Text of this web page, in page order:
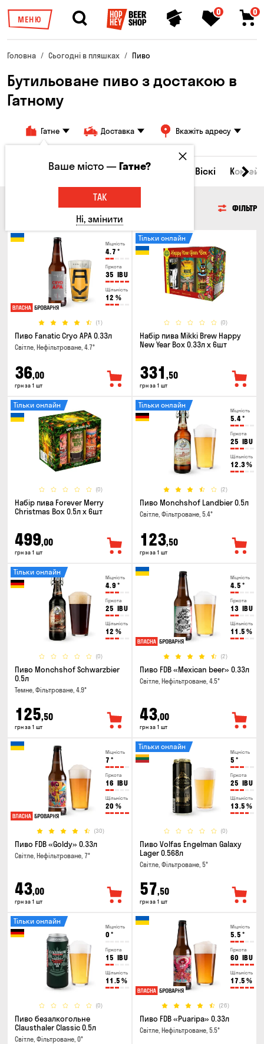
МЕНЮ
0 0
Головна Сьогодні в пляшках Пиво
Бутильоване пиво з достакою в
Гатному
Гатне Доставка Вкажіть адресу
Всі товари Пиво Сидр Віскі
ФІЛЬТР
Міцність
4.7 °
Гіркота
35 IBU
Щільність
12 %
(1)
Пиво Fanatic Cryo APA 0.33л
Світле, Нефільтроване, 4.7°
36,00
грн за 1 шт
(0)
Тільки онлайн
Набір пива Mikki Brew Happy
New Year Box 0.33л x 6шт
331 ,50
грн за 1 шт
(0)
Тільки онлайн
Набір пива Forever Merry
Christmas Box 0.5л x 6шт
499,00
грн за 1 шт
Міцність
5.4°
Гіркота
25 IBU
Щільність
12.3%
(2)
Тільки онлайн
Пиво Monchshof Landbier 0.5л
Світле, Фільтроване, 5.4°
123,50
грн за 1 шт
Міцність
4.9 °
Гіркота
25 IBU
Щільність
12 %
(0)
Тільки онлайн
Пиво Monchshof Schwarzbier
0.5л
Темне, Фільтроване, 4.9°
125,50
грн за 1 шт
Міцність
4.5 °
Гіркота
13 IBU
Щільність
11.5 %
(2)
Пиво FDB «Mexican beer» 0.33л
Світле, Нефільтроване, 4.5°
43,00
грн за 1 шт
Міцність
7 °
Гіркота
16 IBU
Щільність
20 %
(30)
Пиво FDB «Goldy» 0.33л
Світле, Нефільтроване, 7°
43,00
грн за 1 шт
Міцність
5 °
Гіркота
25 IBU
Щільність
13.5 %
(0)
Тільки онлайн
Пиво Volfas Engelman Galaxy
Lager 0.568л
Світле, Фільтроване, 5°
57,50
грн за 1 шт
Міцність
0 °
Гіркота
15 IBU
Щільність
11.5 %
(0)
Тільки онлайн
Пиво безалкогольне
Clausthaler Classic 0.5л
Світле, Фільтроване, 0°
Міцність
5.5 °
Гіркота
60 IBU
Щільність
17.5 %
(26)
Пиво FDB «Puaripa» 0.33л
Світле, Нефільтроване, 5.5°
Ваше місто —Гатне?
ТАК
Ні, змінити